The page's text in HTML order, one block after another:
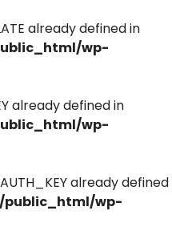
already defined in
wp-
already defined in
wp-
already defined
public_html/wp-